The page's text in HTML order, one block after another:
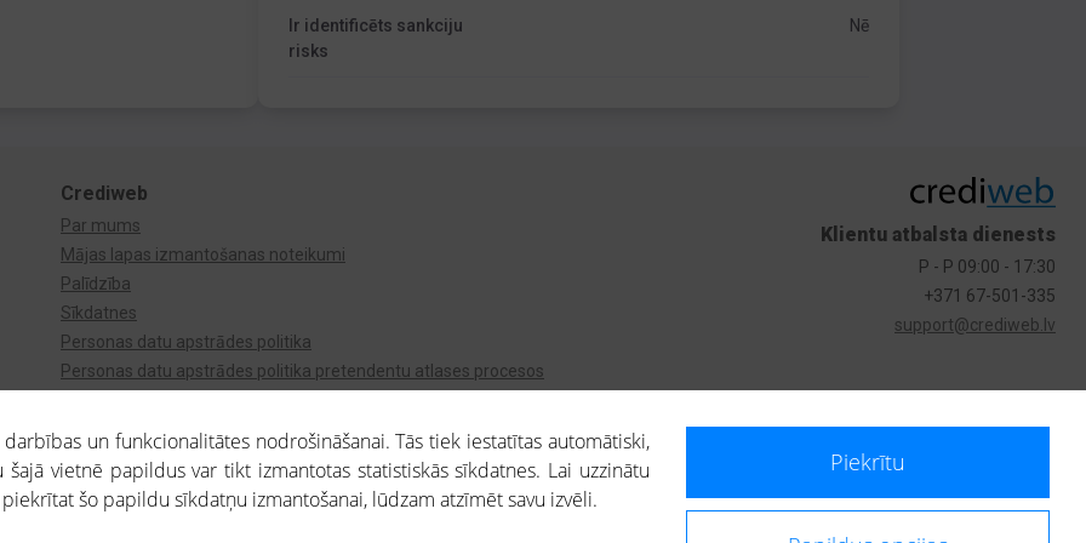
Ir identificēts sankciju
risks
Nē
Crediweb
Par mums
Mājas lapas izmantošanas noteikumi
Palīdzība
Sīkdatnes
Personas datu apstrādes politika
Personas datu apstrādes politika pretendentu atlases procesos
Klientu atbalsta dienests
P - P 09:00 - 17:30
+371 67-501-335
support@crediweb.lv
un funkcionalitātes nodrošināšanai. Tās tiek iestatītas automātiski,
vietnē papildus var tikt izmantotas statistiskās sīkdatnes. Lai uzzinātu
piekrītat šo papildu sīkdatņu izmantošanai, lūdzam atzīmēt savu izvēli.
Piekrītu